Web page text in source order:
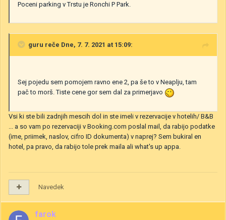
Poceni parking v Trstu je Ronchi P Park.
guru reče Dne, 7. 7. 2021 at 15:09:
Sej pojedu sem pomojem ravno ene 2, pa še to v Neaplju, tam
pač to morš. Tiste cene gor sem dal za primerjavo
Vsi ki ste bili zadnjih mescih dol in ste imeli v rezervacije v hotelih/ B&B
... a so vam po rezervaciji v Booking.com poslal mail, da rabijo podatke
(ime, priimek, naslov, cifro ID dokumenta) v naprej? Sem bukiral en
hotel, pa pravo, da rabijo tole prek maila ali what's up appa.
Navedek
farok